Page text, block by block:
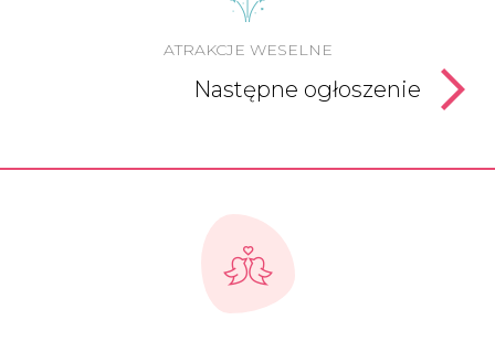
ATRAKCJE WESELNE
Następne ogłoszenie